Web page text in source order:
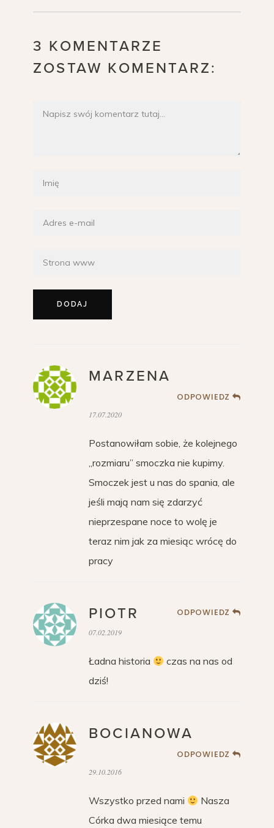
3 KOMENTARZE
ZOSTAW KOMENTARZ:
MARZENA
ODPOWIEDZ
17.07.2020
Postanowiłam sobie, że kolejnego
„rozmiaru” smoczka nie kupimy.
Smoczek jest u nas do spania, ale
jeśli mają nam się zdarzyć
nieprzespane noce to wolę je
teraz nim jak za miesiąc wrócę do
pracy
PIOTR ODPOWIEDZ
07.02.2019
Ładna historia
czas na nas od
dziś!
BOCIANOWA
ODPOWIEDZ
29.10.2016
Wszystko przed nami
Nasza
Córka dwa miesiące temu